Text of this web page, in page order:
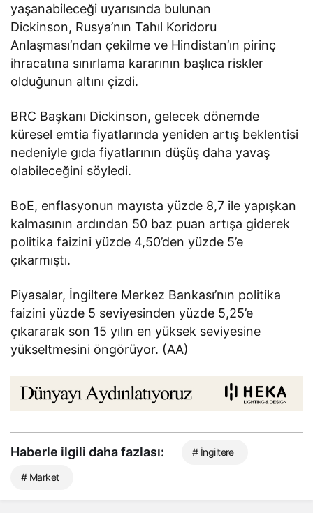
yaşanabileceği uyarısında bulunan
Dickinson, Rusya’nın Tahıl Koridoru
Anlaşması’ndan çekilme ve Hindistan’ın pirinç
ihracatına sınırlama kararının başlıca riskler
olduğunun altını çizdi.
BRC Başkanı Dickinson, gelecek dönemde
küresel emtia fiyatlarında yeniden artış beklentisi
nedeniyle gıda fiyatlarının düşüş daha yavaş
olabileceğini söyledi.
BoE, enflasyonun mayısta yüzde 8,7 ile yapışkan
kalmasının ardından 50 baz puan artışa giderek
politika faizini yüzde 4,50’den yüzde 5’e
çıkarmıştı.
Piyasalar, İngiltere Merkez Bankası’nın politika
faizini yüzde 5 seviyesinden yüzde 5,25’e
çıkararak son 15 yılın en yüksek seviyesine
yükseltmesini öngörüyor. (AA)
Haberle ilgili daha fazlası: # İngiltere
# Market